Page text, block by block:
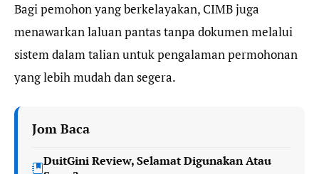
Bagi pemohon yang berkelayakan, CIMB juga
menawarkan laluan pantas tanpa dokumen melalui
sistem dalam talian untuk pengalaman permohonan
yang lebih mudah dan segera.
Jom Baca
DuitGini Review, Selamat Digunakan Atau